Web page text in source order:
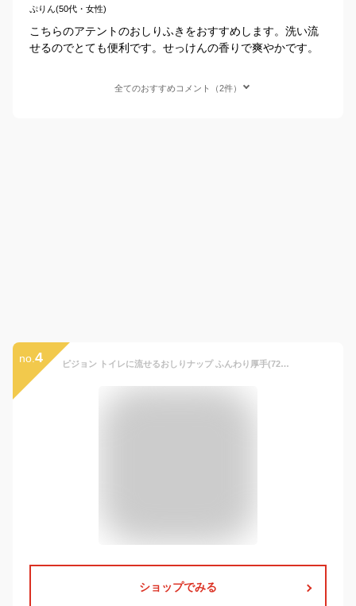
ぷりん(50代・女性)
こちらのアテントのおしりふきをおすすめします。洗い流
せるのでとても便利です。せっけんの香りで爽やかです。
全てのおすすめコメント（2件）
no. 4 ピジョン トイレに流せるおしりナップ ふんわり厚手(72枚入*2個パック*12セット)【おしりナップ】[おしりふき 流せる トイレ ピジョン Pigeon 大容量]
ショップでみる